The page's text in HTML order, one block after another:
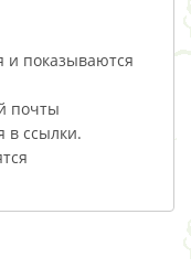
и показываются
почты
в ссылки.